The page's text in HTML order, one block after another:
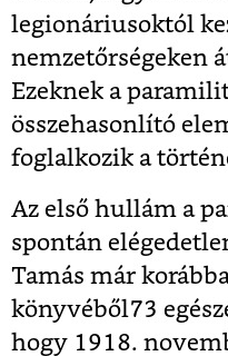
legionáriusoktól
nemzetőrségeken
Ezeknek a
összehasonlító
foglalkozik a
Az első hullám a
spontán
Tamás már
könyvéből73
hogy 1918.